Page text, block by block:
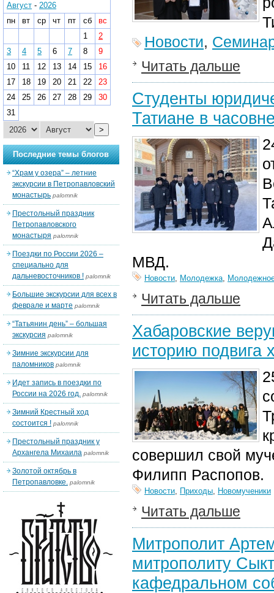
Новости,
Читать дальше
Студенты
Татиане в
МВД.
Новости, Молодежка,
Читать дальше
Хабаровские
историю подвига
совершил свой
Филипп Распопов.
Новости, Приходы, Новомученики
Читать дальше
Митрополит
митрополиту
кафедральном
Август - 2026
пн
вт ср чт пт сб
вс
1
2
3
4 5 6 7 8
9
10
11 12 13 14 15
16
17
18 19 20 21 22
23
24
25 26 27 28 29
30
31
>
Последние темы блогов
“Храм у озера” – летние
экскурсии в Петропавловский
монастырь palomnik
Престольный праздник
Петропавловского
монастыря palomnik
Поездки по России 2026 –
специально для
дальневосточников ! palomnik
Большие экскурсии для всех в
феврале и марте palomnik
“Татьянин день” – большая
экскурсия palomnik
Зимние экскурсии для
паломников palomnik
Идет запись в поездки по
России на 2026 год. palomnik
Зимний Крестный ход
состоится ! palomnik
Престольный праздник у
Архангела Михаила palomnik
Золотой октябрь в
Петропавловке. palomnik